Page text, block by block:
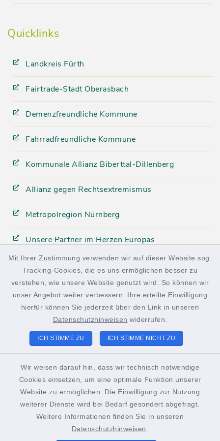
Mit Ihrer Zustimmung verwenden wir auf dieser Website sog.
Tracking-Cookies, die es uns ermöglichen besser zu
verstehen, wie unsere Website genutzt wird. So können wir
unser Angebot weiter verbessern. Ihre erteilte Einwilligung
hierfür können Sie jederzeit über den Link in unseren
Datenschutzhinweisen widerrufen.
ICH STIMME ZU ICH STIMME NICHT ZU
Wir weisen darauf hin, dass wir technisch notwendige
Cookies einsetzen, um eine optimale Funktion unserer
Website zu ermöglichen. Die Einwilligung zur Nutzung
weiterer Dienste wird bei Bedarf gesondert abgefragt.
Weitere Informationen finden Sie in unseren
Datenschutzhinweisen
Quicklinks
Landkreis Fürth
Fairtrade-Stadt Oberasbach
Demenzfreundliche Kommune
Fahrradfreundliche Kommune
Kommunale Allianz Biberttal-Dillenberg
Allianz gegen Rechtsextremismus
Metropolregion Nürnberg
Unsere Partner im Herzen Europas
facebook
instagram
Kontakt
Datenschutz
Impressum
Sitemap